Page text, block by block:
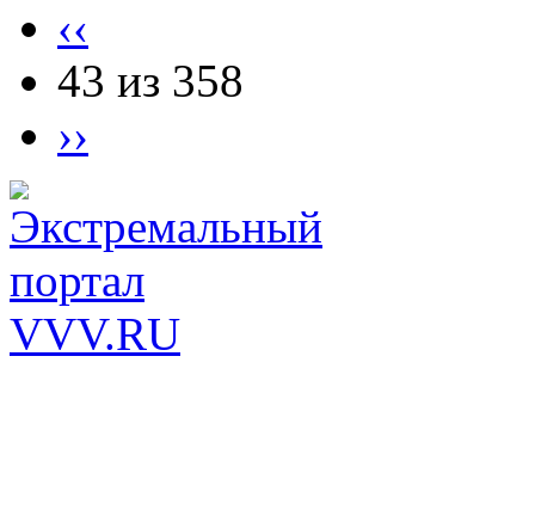
‹‹
43 из 358
››